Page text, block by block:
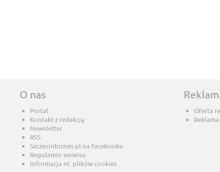
O nas
Portal
Kontakt z redakcją
Newsletter
RSS
Szczecinbiznes.pl na Facebooku
Regulamin serwisu
Informacja nt. plików cookies
Oferta